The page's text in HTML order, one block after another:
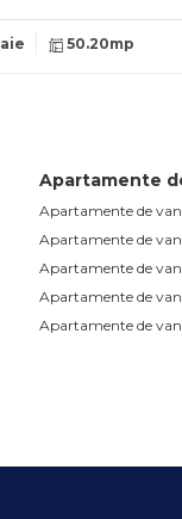
50.20mp
Apartamente
Apartamente de
Apartamente de
Apartamente de
Apartamente de
Apartamente de